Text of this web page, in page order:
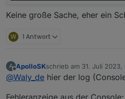
Keine große Sache, eher ein
W 1 Antwort
A
Offline
ApolloSKschrieb am 31. Juli 2023,
zuletzt editiert von
@Waly_de hier der log